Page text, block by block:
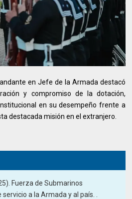
en Jefe de la Armada destacó
y compromiso de la dotación,
en su desempeño frente a
destacada misión en el extranjero.
Fuerza de Submarinos
a la Armada y al país. .